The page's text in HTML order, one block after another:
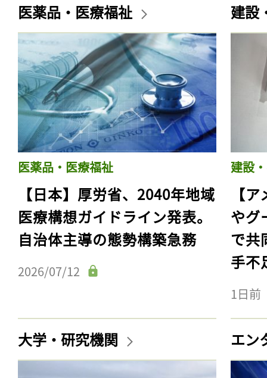
医薬品・医療福祉
医薬品・医療福祉
【日本】厚労省、2040年地域
医療構想ガイドライン発表。
自治体主導の態勢構築急務
2026/07/12
建設
建設
【
やグ
で共
手不
1日前
大学・研究機関 エン